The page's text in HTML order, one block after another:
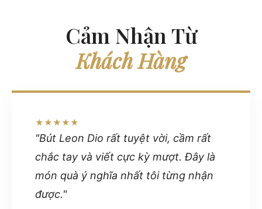
Cảm Nhận Từ
Khách Hàng
★★★★★
"Bút Leon Dio rất tuyệt vời, cầm rất
chắc tay và viết cực kỳ mượt. Đây là
món quà ý nghĩa nhất tôi từng nhận
được."